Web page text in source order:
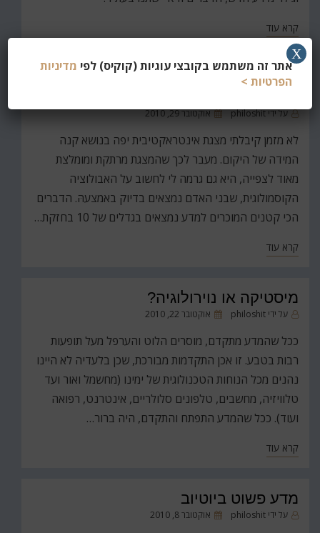
קרא עוד
המפץ הגדול ואחריו: האבולוציה של
על ידיphiloshit
פורסםאוקטובר 29, 2010
לא מזמן קיבלתי מצגת אינטראקטיבית יפה בנושא קנה
המידה של היקום. מעבר לכך שהמצגת מרתקת ומומלצת
מאוד לצפייה, היא גם גרמה לי לחשוב על האבולוציה
הקוסמולוגית, שבני האדם נמצאים בדיוק באמצעהּ. הדברים
הכי קטנים המוכרים למדע נמצאים בגדלים של 10 בחזקת…
קרא עוד
מיסטיקה או נוירולוגיה?
על ידי philoshit
פורסםאוקטובר 22, 2010
ככל שהמדע מתקדם, מוסרים הלוט והערפל מעל תופעות
רבות בטבע. זו אכן התקדמות מבורכת, שכן בלעדיה לא היינו
נהנים מכל הנוחות הטכנולוגית של ימינו (מחשמל ואור ועד
טלוויזיה, מחשבים, טלפונים סלולריים, אינטרנט, רפואה
ועוד). ככל שהמדע התפתח והתקדם, היה ברור…
קרא עוד
מדע פשוט ביוטיוב
על ידי philoshit
פורסםאוקטובר 8, 2010
אתר זה משתמש בקובצי עוגיות (קוקיס) לפי מדיניות
הפרטיות >
X